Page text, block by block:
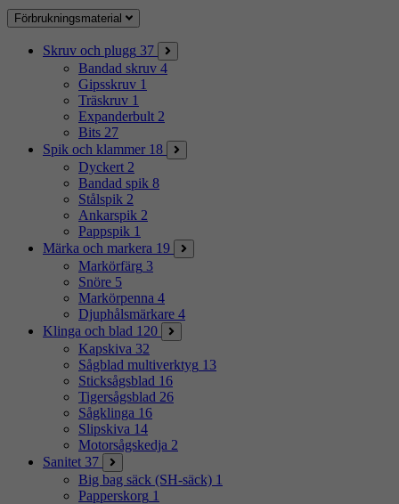
Förbrukningsmaterial
Skruv och plugg 37
Bandad skruv 4
Gipsskruv 1
Träskruv 1
Expanderbult 2
Bits 27
Spik och klammer 18
Dyckert 2
Bandad spik 8
Stålspik 2
Ankarspik 2
Pappspik 1
Märka och markera 19
Markörfärg 3
Snöre 5
Markörpenna 4
Djuphålsmärkare 4
Klinga och blad 120
Kapskiva 32
Sågblad multiverktyg 13
Sticksågsblad 16
Tigersågsblad 26
Sågklinga 16
Slipskiva 14
Motorsågskedja 2
Sanitet 37
Big bag säck (SH-säck) 1
Papperskorg 1